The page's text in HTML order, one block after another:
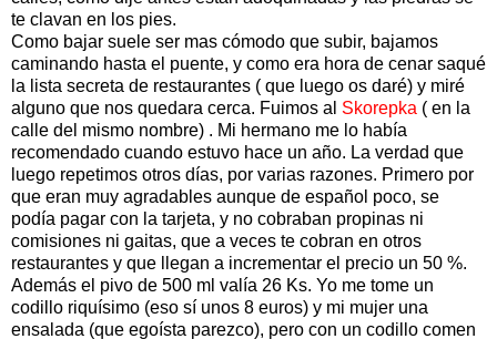
te clavan en los pies.
Como bajar suele ser mas cómodo que subir, bajamos
caminando hasta el puente, y como era hora de cenar saqué
la lista secreta de restaurantes ( que luego os daré) y miré
alguno que nos quedara cerca. Fuimos al Skorepka ( en la
calle del mismo nombre) . Mi hermano me lo había
recomendado cuando estuvo hace un año. La verdad que
luego repetimos otros días, por varias razones. Primero por
que eran muy agradables aunque de español poco, se
podía pagar con la tarjeta, y no cobraban propinas ni
comisiones ni gaitas, que a veces te cobran en otros
restaurantes y que llegan a incrementar el precio un 50 %.
Además el pivo de 500 ml valía 26 Ks. Yo me tome un
codillo riquísimo (eso sí unos 8 euros) y mi mujer una
ensalada (que egoísta parezco), pero con un codillo comen